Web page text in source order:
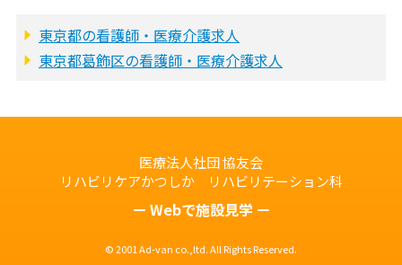
東京都の看護師・医療介護求人
東京都葛飾区の看護師・医療介護求人
医療法人社団 協友会
リハビリケアかつしか リハビリテーション科
Webで施設見学
© 2001 Ad-van co.,ltd. All Rights Reserved.